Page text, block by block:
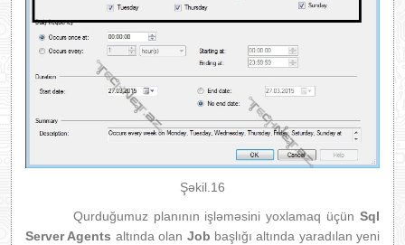
Şəkil.16
Qurduğumuz planının işləməsini yoxlamaq üçün Sql
Server Agents altında olan Job başlığı altında yaradılan yeni